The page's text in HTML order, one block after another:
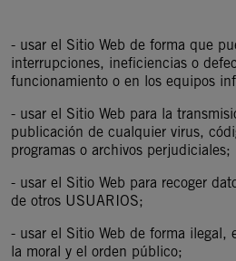
- usar el Sitio Web de forma que
interrupciones, ineficiencias o
funcionamiento o en los equipos
- usar el Sitio Web para la
publicación de cualquier virus,
programas o archivos perjudiciales;
- usar el Sitio Web para recoger
de otros USUARIOS;
- usar el Sitio Web de forma ilegal,
la moral y el orden público;